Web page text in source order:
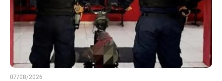
07/08/2026